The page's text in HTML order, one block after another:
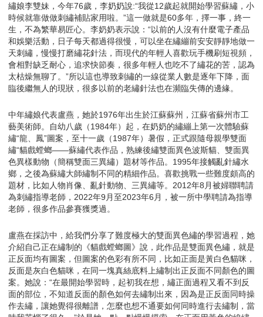
繡娘李雙妹，今年76歲，李奶奶說:“我從12歲起就開始學習蘇繡，小
時候就靠做做刺繡補貼家用啦。”這一做就是60多年，擇一事，終一
生，不為繁華易匠心。李奶奶表示說：“以前的人沒有什麼電子產品
和娛樂活動，日子每天都過得很慢，可以坐在繡繃前安安靜靜地做一
天刺繡，慢慢打磨繡花針法，而現代的年輕人喜歡玩手機刷短視頻，
會相對缺乏耐心，追求快節奏，很多年輕人也吃不了繡花的苦，認為
太枯燥無聊了。”所以這也導致刺繡的一線從業人數是逐年下降，面
臨後繼無人的現狀，很多以前的老繡針法也在瀕臨失傳的邊緣。
中年繡娘代表盧燕，她於1976年出生於江蘇蘇州，江蘇省蘇州市工
藝美術師。自幼八歲（1984年）起，在奶奶的繡繃上第一次體驗蘇
繡“龍、鳳”圖案，至十一歲（1987年）暑假，正式跟隨母親學雙面
繡“貓戲螳螂——蘇繡代表作品，熟練後繡雙面異色波斯貓、雙面異
色異樣動物（簡稱雙面三異繡）題材等作品。1995年接觸亂針繡水
鄉，之後為蘇繡大師繡制不同的精細作品。喜歡挑戰一些難度頗高的
題材，比如人物肖像、亂針動物、三異繡等。2012年8月被婦聯聘請
為刺繡指導老師，2022年9月至2023年6月，被一所中學聘請為指導
老師，很多作品參賽獲獎過。
盧燕在採訪中，給我們分享了難度極大的雙面異色繡的學習過程，她
介紹自己正在繡制的《貓戲螳螂圖》說，此作品是雙面異色繡，就是
正反面均有圖案，但圖案的色彩有所不同，比如正面是黃白色貓咪，
反面是灰白色貓咪，在同一塊真絲底料上繡制出正反面不同顏色的圖
案。她說：“在最開始學習時，起初我在想，繡正面過程又看不到反
面的部位，不知道反面的顏色如何去繡制出來，因為是正反面同時操
作去繡，讓她覺得很離譜，怎麼也想不通要如何同時進行去繡制，當